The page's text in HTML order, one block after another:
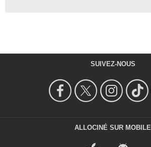
SUIVEZ-NOUS
ALLOCINÉ SUR MOBILE